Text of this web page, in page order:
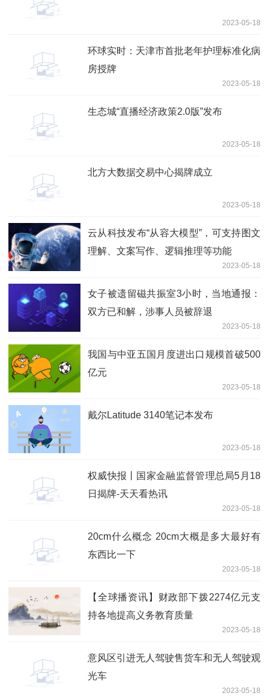
2023-05-18
环球实时：天津市首批老年护理标准化病
房授牌
2023-05-18
生态城“直播经济政策2.0版”发布
2023-05-18
北方大数据交易中心揭牌成立
2023-05-18
云从科技发布“从容大模型”，可支持图文
理解、文案写作、逻辑推理等功能
2023-05-18
女子被遗留磁共振室3小时，当地通报：
双方已和解，涉事人员被辞退
2023-05-18
我国与中亚五国月度进出口规模首破500
亿元
2023-05-18
戴尔Latitude 3140笔记本发布
2023-05-18
权威快报丨国家金融监督管理总局5月18
日揭牌-天天看热讯
2023-05-18
20cm什么概念 20cm大概是多大最好有
东西比一下
2023-05-18
【全球播资讯】财政部下拨2274亿元支
持各地提高义务教育质量
2023-05-18
意风区引进无人驾驶售货车和无人驾驶观
光车
2023-05-18